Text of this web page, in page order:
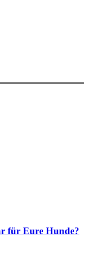
für Eure Hunde?